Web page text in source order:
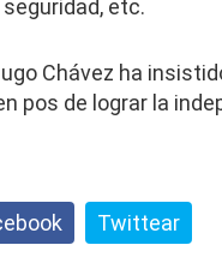
etc.
Chávez ha
pos de lograr la
Twittear